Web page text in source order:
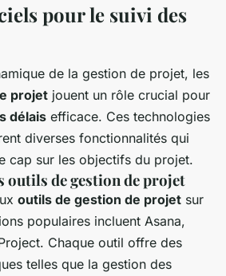
pour le suivi des
de la gestion de projet, les
projet jouent un rôle crucial pour
délais efficace. Ces technologies
diverses fonctionnalités qui
cap sur les objectifs du projet.
outils de gestion de projet
outils de gestion de projet sur
populaires incluent Asana,
Chaque outil offre des
telles que la gestion des